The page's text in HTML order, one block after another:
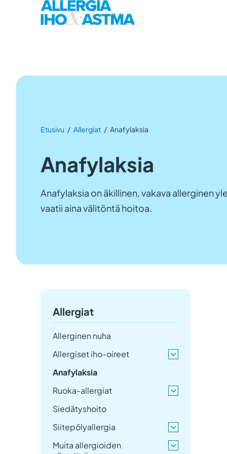
Etusivu / Allergiat / Anafylaksia
Anafylaksia
Anafylaksia on äkillinen, vakava allerginen
vaatii aina välitöntä hoitoa.
Allergiat
Allerginen nuha
Allergiset iho-oireet
Anafylaksia
Ruoka-allergiat
Siedätyshoito
Siitepölyallergia
Muita allergioiden